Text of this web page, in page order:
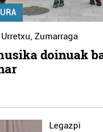
Urretxu,Zumarraga
doinuak
Legazpi